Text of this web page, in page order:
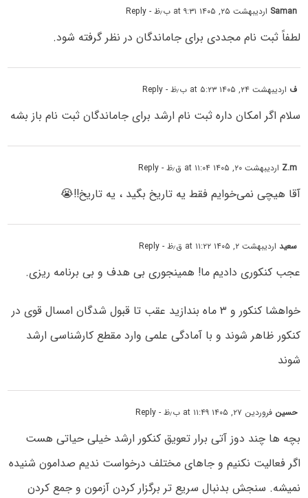
Saman اردیبهشت ۲۵, ۱۴۰۵ at ۹:۳۱ ب٫ظ - Reply
لطفاً ثبت نام مجددی برای جاماندگان در نظر گرفته شود.
ف اردیبهشت ۲۴, ۱۴۰۵ at ۵:۲۳ ب٫ظ - Reply
سلام اگر امکان داره ثبت نام ارشد برای جاماندگان ثبت نام باز بشه
Z.m اردیبهشت ۲۰, ۱۴۰۵ at ۱۱:۰۴ ق٫ظ - Reply
آقا هیچی نمی‌خوایم فقط یه تاریخ بگید ، یه تاریخ!!😭
سعیداردیبهشت ۲, ۱۴۰۵ at ۱۱:۲۲ ق٫ظ - Reply
عجب کنکوری دادیم ما! همینجوری بی هدف و بی برنامه ریزی.
خواهشا کنکور و ۳ ماه بندازید عقب تا قبول شدگان امسال قوی در
کنکور ظاهر شوند و با آمادگی علمی وارد مقطع کارشناسی ارشد
شوند
حسین فروردین ۲۷, ۱۴۰۵ at ۱۱:۴۹ ب٫ظ - Reply
بچه ها چند دوز آتی برار تعویق کنکور ارشد خیلی حیاتی هست
اگر فعالیت نکنیم و جاهای مختلف درخواست ندیم صدامون شنیده
نمیشه. سنجش بدنبال سریع تر برگزار کردن آزمون و جمع کردن